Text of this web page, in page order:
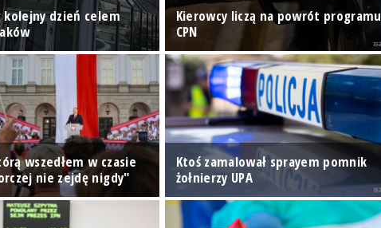
dzień celem
Kierowcy liczą na powrót programu
CPN
wszedłem w czasie
nie zejdę nigdy"
Ktoś zamalował sprayem pomnik
żołnierzy UPA